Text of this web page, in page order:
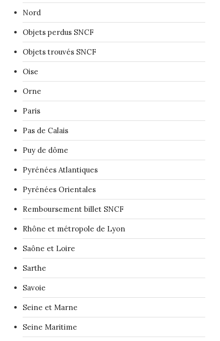
Nord
Objets perdus SNCF
Objets trouvés SNCF
Oise
Orne
Paris
Pas de Calais
Puy de dôme
Pyrénées Atlantiques
Pyrénées Orientales
Remboursement billet SNCF
Rhône et métropole de Lyon
Saône et Loire
Sarthe
Savoie
Seine et Marne
Seine Maritime